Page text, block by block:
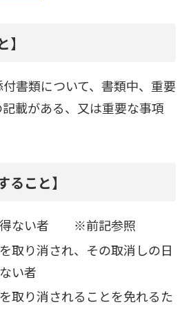
書類について、書類中、重要
載がある、又は重要な事項
ること】
得ない者 ※前記参照
取り消され、その取消しの日
い者
取り消されることを免れるた